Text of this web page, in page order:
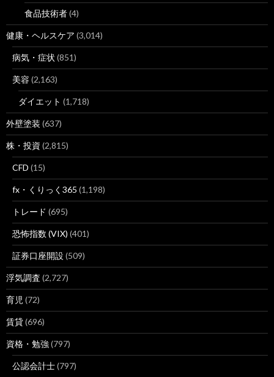
食品技術者(4)
健康・ヘルスケア (3,014)
病気・症状 (851)
美容 (2,163)
ダイエット (1,718)
外壁塗装 (637)
株・投資 (2,815)
CFD (15)
fx・くりっく365 (1,198)
トレード (695)
恐怖指数 (VIX) (401)
証券口座開設 (509)
浮気調査 (2,727)
育児 (72)
賃貸(696)
資格・勉強 (797)
公認会計士(797)